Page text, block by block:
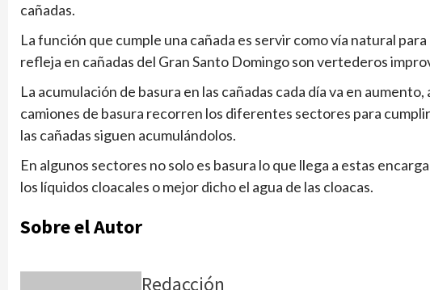
cañadas.
La función que cumple una cañada es servir como vía natural
refleja en cañadas del Gran Santo Domingo son vertederos
La acumulación de basura en las cañadas cada día va en
camiones de basura recorren los diferentes sectores para
las cañadas siguen acumulándolos.
En algunos sectores no solo es basura lo que llega a estas
los líquidos cloacales o mejor dicho el agua de las cloacas.
Sobre el Autor
Redacción